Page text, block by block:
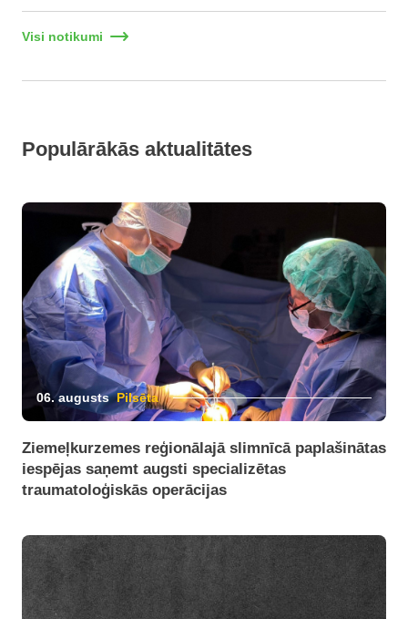
Visi notikumi
Populārākās aktualitātes
06. augusts Pilsēta
Ziemeļkurzemes reģionālajā slimnīcā paplašinātas
iespējas saņemt augsti specializētas
traumatoloģiskās operācijas